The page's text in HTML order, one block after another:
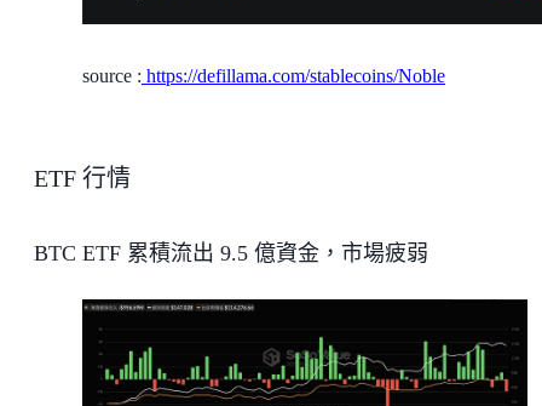
source : https://defillama.com/stablecoins/Noble
ETF 行情
BTC ETF 累積流出 9.5 億資金，市場疲弱